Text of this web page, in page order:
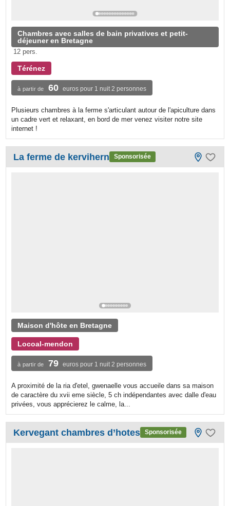
Chambres avec salles de bain privatives et petit-
déjeuner en Bretagne
12 pers.
Térénez
à partir de 60 euros pour 1 nuit 2 personnes
Plusieurs chambres à la ferme s'articulant autour de l'apiculture dans
un cadre vert et relaxant, en bord de mer venez visiter notre site
internet !
La ferme de kervihern Sponsorisée
Maison d'hôte en Bretagne
Locoal-mendon
à partir de 79 euros pour 1 nuit 2 personnes
A proximité de la ria d'etel, gwenaelle vous accueile dans sa maison
de caractère du xvii eme siècle, 5 ch indépendantes avec dalle d'eau
privées, vous apprécierez le calme, la...
Kervegant chambres d’hotes Sponsorisée